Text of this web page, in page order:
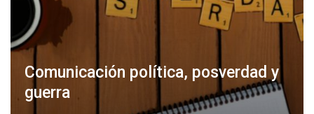
Comunicación política, posverdad y
guerra